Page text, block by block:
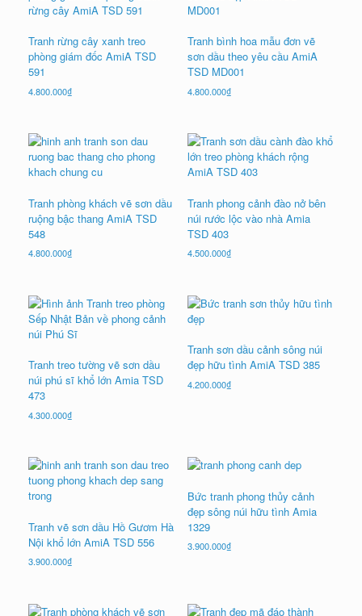
Tranh rừng cây xanh treo
phòng giám đốc AmiA TSD
591
4.800.000₫
Tranh bình hoa mẫu đơn vẽ
sơn dầu theo yêu cầu AmiA
TSD MD001
4.800.000₫
Tranh phòng khách vẽ sơn dầu
ruộng bậc thang AmiA TSD
548
4.800.000₫
Tranh phong cảnh đào nở bên
núi rước lộc vào nhà Amia
TSD 403
4.500.000₫
Tranh treo tường vẽ sơn dầu
núi phú sĩ khổ lớn Amia TSD
473
4.300.000₫
Tranh sơn dầu cảnh sông núi
đẹp hữu tình AmiA TSD 385
4.200.000₫
Tranh vẽ sơn dầu Hồ Gươm Hà
Nội khổ lớn AmiA TSD 556
3.900.000₫
Bức tranh phong thủy cảnh
đẹp sông núi hữu tình Amia
1329
3.900.000₫